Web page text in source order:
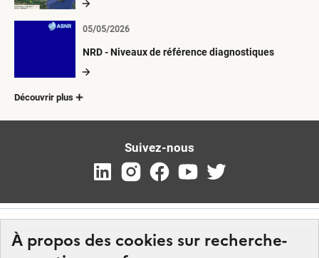
À propos des cookies sur recherche-
NRD - Niveaux de référence diagnostiques
05/05/2026
Découvrir plus
Suivez-nous